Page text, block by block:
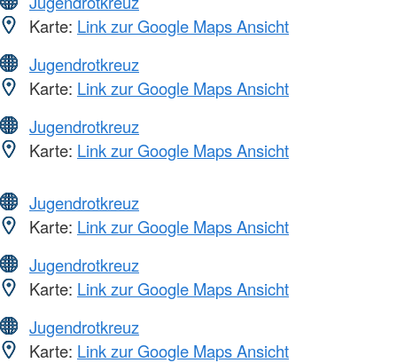
Karte: Link zur Google Maps Ansicht
Jugendrotkreuz
Karte: Link zur Google Maps Ansicht
Jugendrotkreuz
Karte: Link zur Google Maps Ansicht
Jugendrotkreuz
Karte: Link zur Google Maps Ansicht
Jugendrotkreuz
Karte: Link zur Google Maps Ansicht
Jugendrotkreuz
Karte: Link zur Google Maps Ansicht